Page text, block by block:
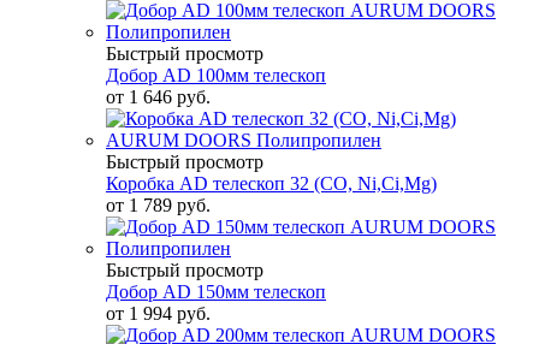
Быстрый просмотр
Добор AD 100мм телескоп
от 1 646 руб.
Быстрый просмотр
Коробка AD телескоп 32 (CO, Ni,Ci,Mg)
от 1 789 руб.
Быстрый просмотр
Добор AD 150мм телескоп
от 1 994 руб.